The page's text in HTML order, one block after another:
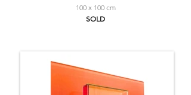
100 x 100 cm
SOLD